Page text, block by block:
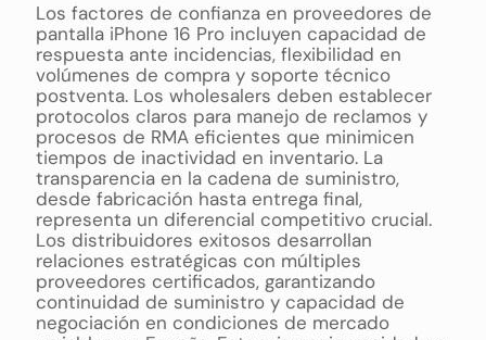
Los factores de confianza en proveedores de
pantalla iPhone 16 Pro incluyen capacidad de
respuesta ante incidencias, flexibilidad en
volúmenes de compra y soporte técnico
postventa. Los wholesalers deben establecer
protocolos claros para manejo de reclamos y
procesos de RMA eficientes que minimicen
tiempos de inactividad en inventario. La
transparencia en la cadena de suministro,
desde fabricación hasta entrega final,
representa un diferencial competitivo crucial.
Los distribuidores exitosos desarrollan
relaciones estratégicas con múltiples
proveedores certificados, garantizando
continuidad de suministro y capacidad de
negociación en condiciones de mercado